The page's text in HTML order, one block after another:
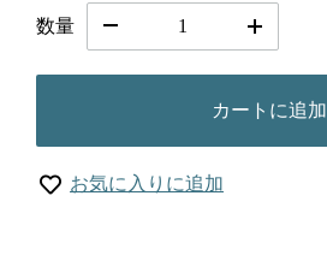
数量
カートに追加
お気に入りに追加